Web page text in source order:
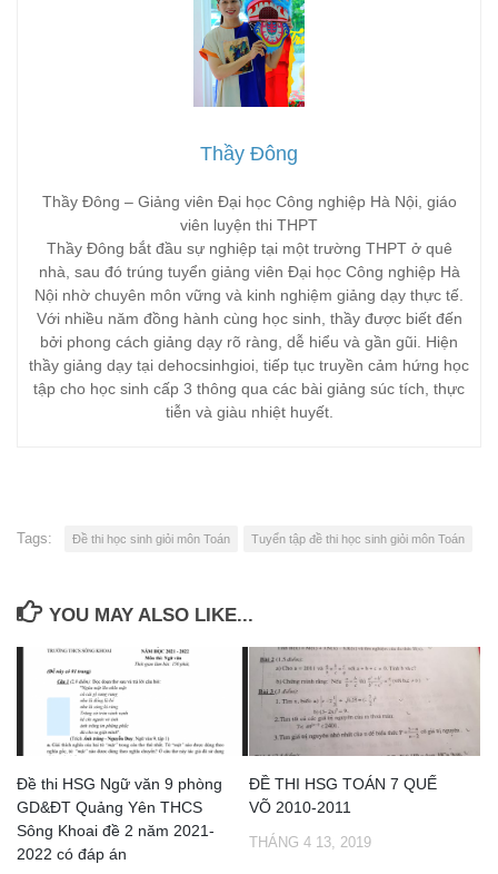
Thầy Đông
Thầy Đông – Giảng viên Đại học Công nghiệp Hà Nội, giáo
viên luyện thi THPT
Thầy Đông bắt đầu sự nghiệp tại một trường THPT ở quê
nhà, sau đó trúng tuyển giảng viên Đại học Công nghiệp Hà
Nội nhờ chuyên môn vững và kinh nghiệm giảng dạy thực tế.
Với nhiều năm đồng hành cùng học sinh, thầy được biết đến
bởi phong cách giảng dạy rõ ràng, dễ hiểu và gần gũi. Hiện
thầy giảng dạy tại dehocsinhgioi, tiếp tục truyền cảm hứng học
tập cho học sinh cấp 3 thông qua các bài giảng súc tích, thực
tiễn và giàu nhiệt huyết.
Tags: Đề thi học sinh giỏi môn Toán Tuyển tập đề thi học sinh giỏi môn Toán
YOU MAY ALSO LIKE...
Đề thi HSG Ngữ văn 9 phòng
GD&ĐT Quảng Yên THCS
Sông Khoai đề 2 năm 2021-
2022 có đáp án
ĐỀ THI HSG TOÁN 7 QUẾ
VÕ 2010-2011
THÁNG 4 13, 2019